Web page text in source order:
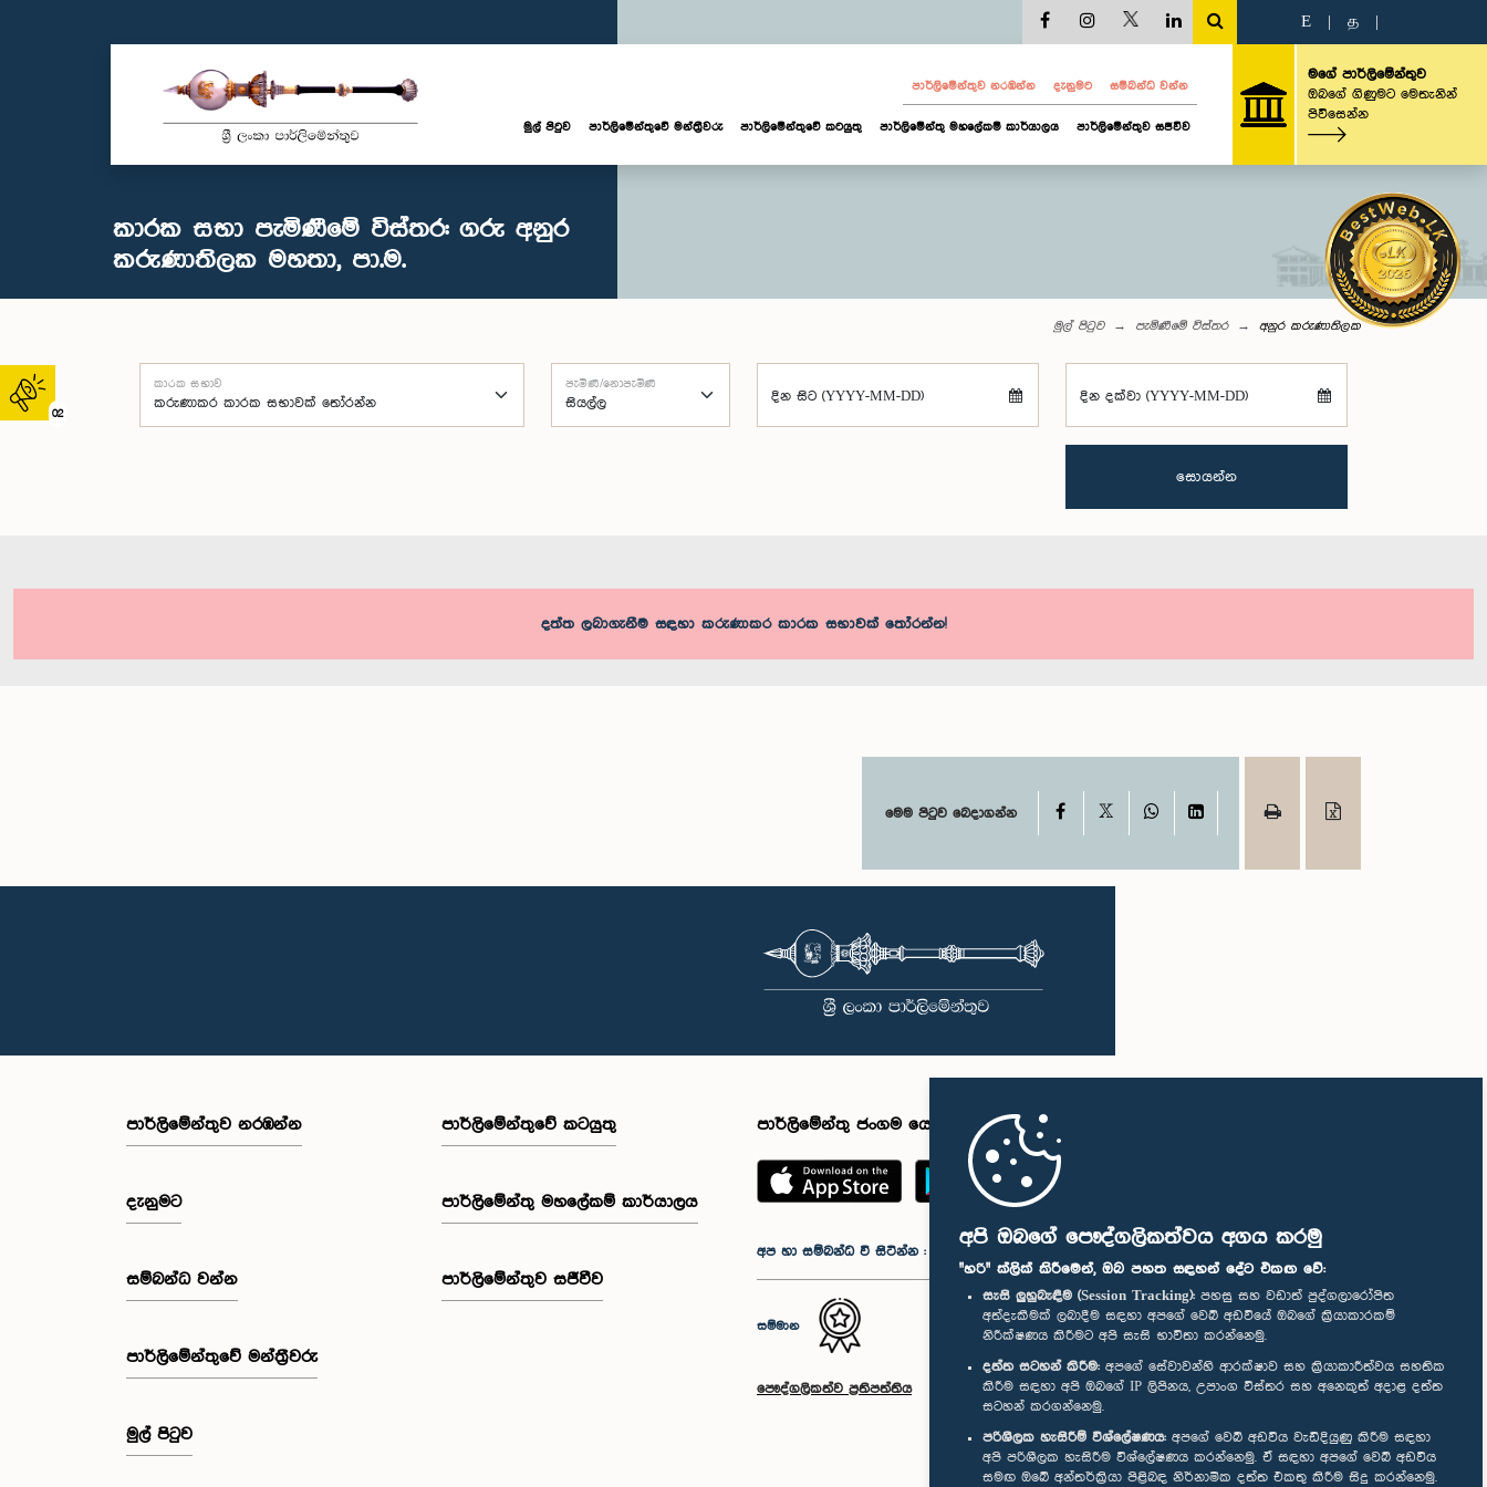
අපි ඔබගේ පෞද්ගලිකත්වය අගය කරමු
"හරි" ක්ලික් කිරීමෙන්, ඔබ පහත සඳහන් දේට එකඟ වේ:
සැසි ලුහුබැඳීම (Session Tracking): පහසු සහ වඩාත් පුද්ගලාරෝපිත
අත්දැකීමක් ලබාදීම සඳහා අපගේ වෙබ් අඩවියේ ඔබගේ ක්‍රියාකාරකම්
නිරීක්ෂණය කිරීමට අපි සැසි භාවිතා කරන්නෙමු.
දත්ත සටහන් කිරීම: අපගේ සේවාවන්හි ආරක්ෂාව සහ ක්‍රියාකාරීත්වය සහතික
කිරීම සඳහා අපි ඔබගේ IP ලිපිනය, උපාංග විස්තර සහ අනෙකුත් අදාළ දත්ත
සටහන් කරගන්නෙමු.
පරිශීලක හැසිරීම් විශ්ලේෂණය: අපගේ වෙබ් අඩවිය වැඩිදියුණු කිරීම සඳහා
අපි පරිශීලක හැසිරීම විශ්ලේෂණය කරන්නෙමු. ඒ සඳහා අපගේ වෙබ් අඩවිය
සමඟ ඔබේ අන්තර්ක්‍රියා පිළිබඳ නිර්නාමික දත්ත එකතු කිරීම සිදු කරන්නෙමු.
02
E த
පාර්ලි‌මේන්තුව නරඹන්න දැනුමට සම්බන්ධ වන්න
මුල් පිටුව පාර්ලි‌මේන්තුවේ මන්ත්‍රීවරු පාර්ලිමේන්තුවේ කටයුතු පාර්ලිමේන්තු මහලේකම් කාර්යාලය පාර්ලිමේන්තුව සජීවීව
මගේ පාර්ලිමේන්තුව
ඔබගේ ගිණුමට මෙතැනින්
පිවිසෙන්න
කාරක සභා පැමිණීමේ විස්තර: ගරු අනුර
කරුණාතිලක මහතා, පා.ම.
මුල් පිටුව පැමිණීමේ විස්තර අනුර කරුණාතිලක
කාරක සභාව පැමිණි/නොපැමිණි
දින සිට (YYYY-MM-DD) දින දක්වා (YYYY-MM-DD)
සොයන්න
දත්ත ලබාගැනීම සඳහා කරුණාකර කාරක සභාවක් තෝරන්න!
මෙම පිටුව බෙදාගන්න Facebook WhatsAppLinkedIn
පාර්ලි‌මේන්තුව නරඹන්න
දැනුමට
සම්බන්ධ වන්න
පාර්ලි‌මේන්තුවේ මන්ත්‍රීවරු
මුල් පිටුව
පාර්ලිමේන්තුවේ කටයුතු
පාර්ලිමේන්තු මහලේකම් කාර්යාලය
පාර්ලිමේන්තුව සජීවීව
පාර්ලිමේන්තු ජංගම යෙදුම
අප හා සම්බන්ධ වී සිටින්න :
සම්මාන
පෞද්ගලිකත්ව ප්‍රතිපත්තිය